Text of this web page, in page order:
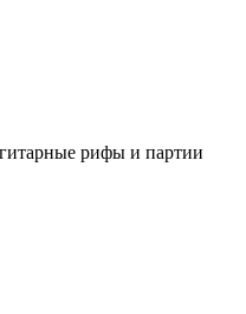
рифы и партии